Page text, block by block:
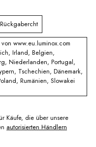
www.eu.luminox.com
Irland, Belgien,
Niederlanden, Portugal,
Tschechien, Dänemark,
Rumänien, Slowakei
Käufe, die über unsere
autorisierten Händlern